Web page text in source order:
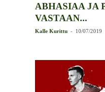
ABHASIAA JA
VASTAAN...
Kalle Kurittu - 10/07/2019